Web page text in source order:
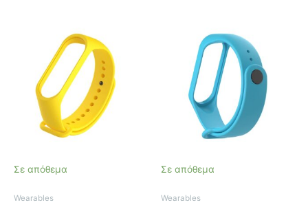
Σε απόθεμα
Wearables
Σε απόθεμα
Wearables